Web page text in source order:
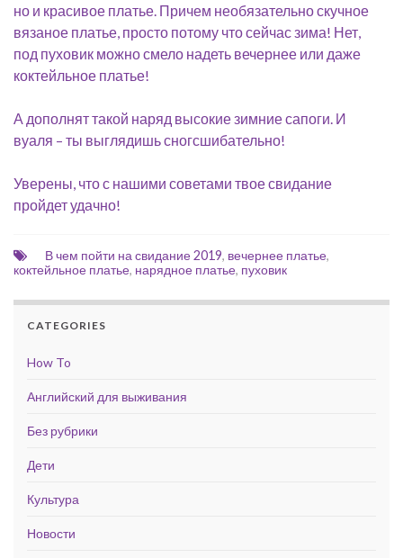
но и красивое платье. Причем необязательно скучное
вязаное платье, просто потому что сейчас зима! Нет,
под пуховик можно смело надеть вечернее или даже
коктейльное платье!
А дополнят такой наряд высокие зимние сапоги. И
вуаля – ты выглядишь сногсшибательно!
Уверены, что с нашими советами твое свидание
пройдет удачно!
В чем пойти на свидание 2019, вечернее платье,
коктейльное платье, нарядное платье, пуховик
CATEGORIES
How To
Английский для выживания
Без рубрики
Дети
Культура
Новости